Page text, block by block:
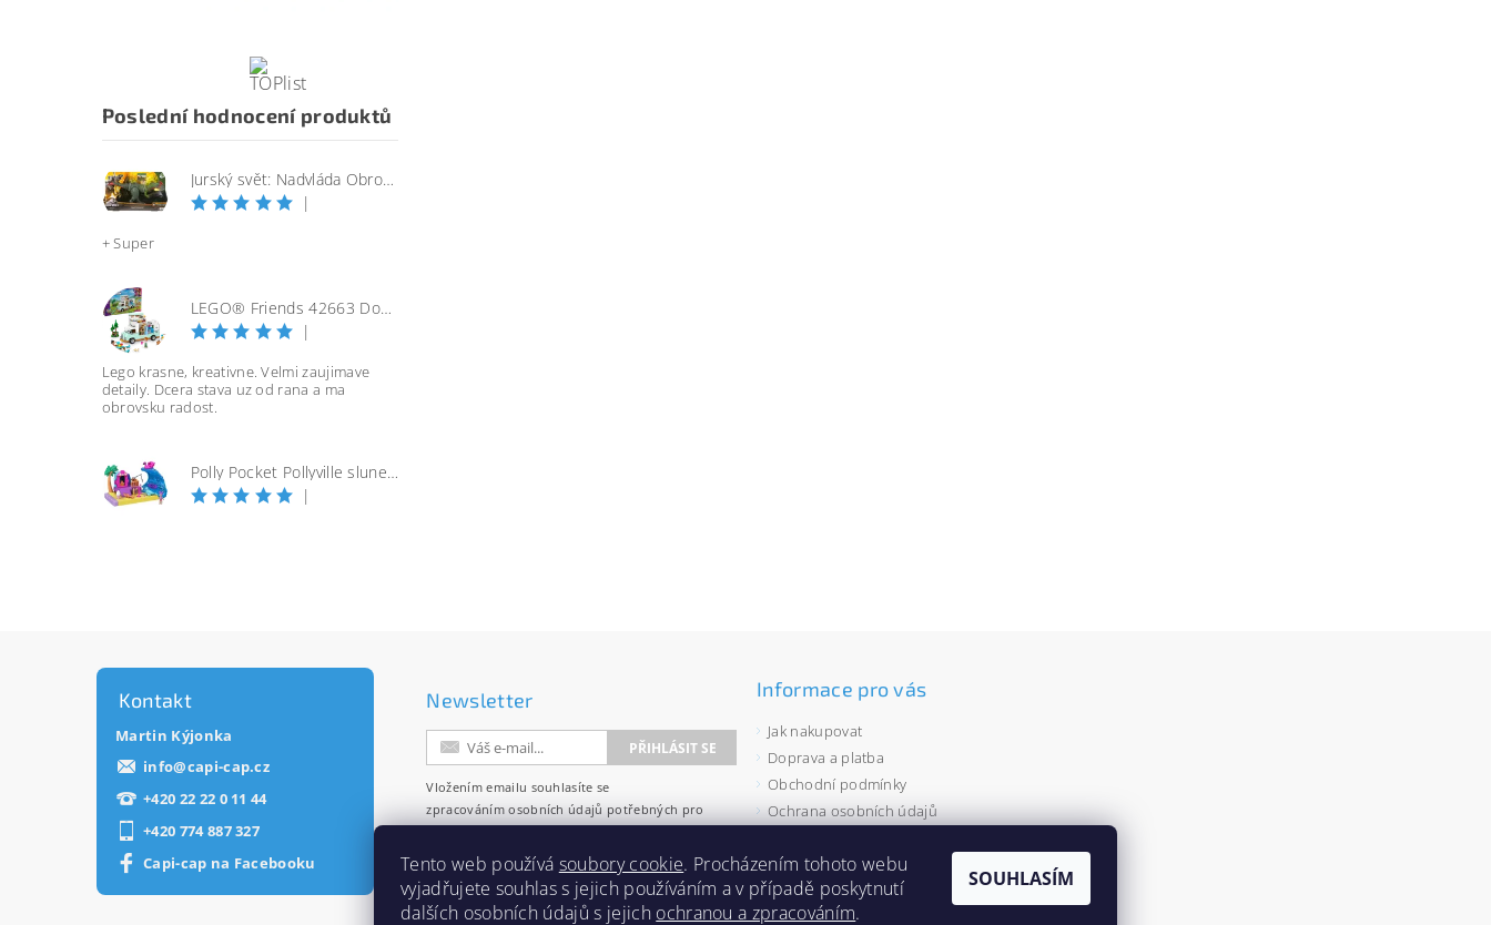
Poslední hodnocení produktů
Jurský svět: Nadvláda Obrovský útočící SINOTYRANNUS
|
+ Super
LEGO® Friends 42663 Dobrodružství s karavanem přátelství
|
Lego krasne, kreativne. Velmi zaujimave
detaily. Dcera stava uz od rana a ma
obrovsku radost.
Polly Pocket Pollyville slunečná pláž
|
Kontakt
Martin Kýjonka
info@capi-cap.cz
+420 22 22 0 11 44
+420 774 887 327
Capi-cap na Facebooku
Newsletter
Vložením emailu souhlasíte se
zpracováním osobních údajů potřebných pro
Informace pro vás
Jak nakupovat
Doprava a platba
Obchodní podmínky
Ochrana osobních údajů
Zásady používání souborů cookies
Tento web používá soubory cookie. Procházením tohoto webu
vyjadřujete souhlas s jejich používáním a v případě poskytnutí
dalších osobních údajů s jejich ochranou a zpracováním.
SOUHLASÍM